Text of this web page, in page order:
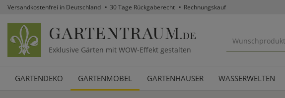
Versandkostenfrei in Deutschland 30 Tage Rückgaberecht Rechnungskauf
GARTENTRAUM.DE
Exklusive Gärten mit WOW-Effekt gestalten
GARTENDEKO GARTENMÖBEL GARTENHÄUSER WASSERWELTEN